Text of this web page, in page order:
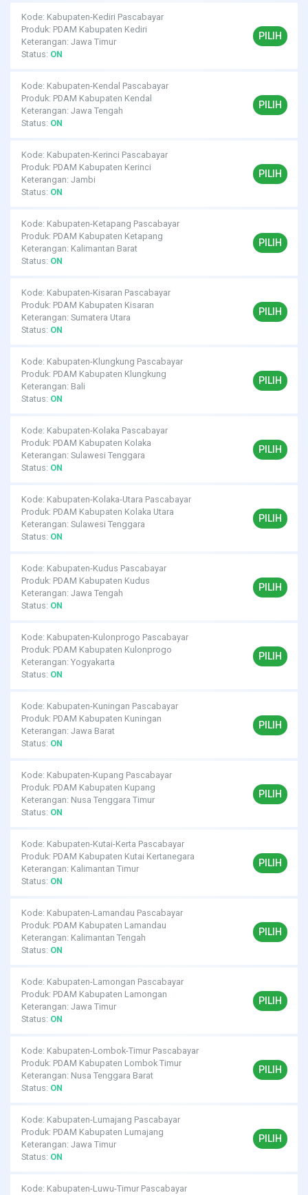
Kode: Kabupaten-Kediri Pascabayar
Produk: PDAM Kabupaten Kediri
Keterangan: Jawa Timur
Status: ON
PILIH
Kode: Kabupaten-Kendal Pascabayar
Produk: PDAM Kabupaten Kendal
Keterangan: Jawa Tengah
Status: ON
PILIH
Kode: Kabupaten-Kerinci Pascabayar
Produk: PDAM Kabupaten Kerinci
Keterangan: Jambi
Status: ON
PILIH
Kode: Kabupaten-Ketapang Pascabayar
Produk: PDAM Kabupaten Ketapang
Keterangan: Kalimantan Barat
Status: ON
PILIH
Kode: Kabupaten-Kisaran Pascabayar
Produk: PDAM Kabupaten Kisaran
Keterangan: Sumatera Utara
Status: ON
PILIH
Kode: Kabupaten-Klungkung Pascabayar
Produk: PDAM Kabupaten Klungkung
Keterangan: Bali
Status: ON
PILIH
Kode: Kabupaten-Kolaka Pascabayar
Produk: PDAM Kabupaten Kolaka
Keterangan: Sulawesi Tenggara
Status: ON
PILIH
Kode: Kabupaten-Kolaka-Utara Pascabayar
Produk: PDAM Kabupaten Kolaka Utara
Keterangan: Sulawesi Tenggara
Status: ON
PILIH
Kode: Kabupaten-Kudus Pascabayar
Produk: PDAM Kabupaten Kudus
Keterangan: Jawa Tengah
Status: ON
PILIH
Kode: Kabupaten-Kulonprogo Pascabayar
Produk: PDAM Kabupaten Kulonprogo
Keterangan: Yogyakarta
Status: ON
PILIH
Kode: Kabupaten-Kuningan Pascabayar
Produk: PDAM Kabupaten Kuningan
Keterangan: Jawa Barat
Status: ON
PILIH
Kode: Kabupaten-Kupang Pascabayar
Produk: PDAM Kabupaten Kupang
Keterangan: Nusa Tenggara Timur
Status: ON
PILIH
Kode: Kabupaten-Kutai-Kerta Pascabayar
Produk: PDAM Kabupaten Kutai Kertanegara
Keterangan: Kalimantan Timur
Status: ON
PILIH
Kode: Kabupaten-Lamandau Pascabayar
Produk: PDAM Kabupaten Lamandau
Keterangan: Kalimantan Tengah
Status: ON
PILIH
Kode: Kabupaten-Lamongan Pascabayar
Produk: PDAM Kabupaten Lamongan
Keterangan: Jawa Timur
Status: ON
PILIH
Kode: Kabupaten-Lombok-Timur Pascabayar
Produk: PDAM Kabupaten Lombok Timur
Keterangan: Nusa Tenggara Barat
Status: ON
PILIH
Kode: Kabupaten-Lumajang Pascabayar
Produk: PDAM Kabupaten Lumajang
Keterangan: Jawa Timur
Status: ON
PILIH
Kode: Kabupaten-Luwu-Timur Pascabayar